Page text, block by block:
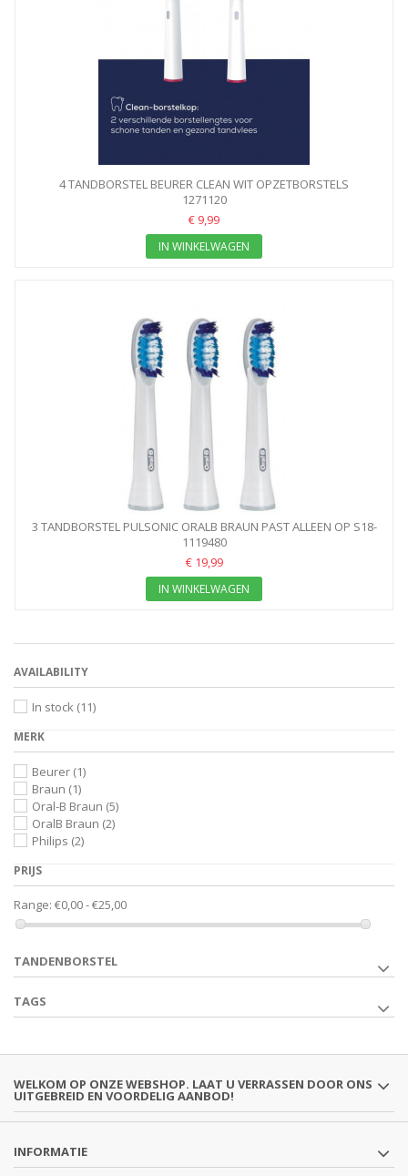
4 TANDBORSTEL BEURER CLEAN WIT OPZETBORSTELS
1271120
€ 9,99
IN WINKELWAGEN
3 TANDBORSTEL PULSONIC ORALB BRAUN PAST ALLEEN OP S18-
SERIE
1119480
€ 19,99
IN WINKELWAGEN
AVAILABILITY
In stock (11)
MERK
Beurer (1)
Braun (1)
Oral-B Braun (5)
OralB Braun (2)
Philips (2)
PRIJS
Range: €0,00 - €25,00
TANDENBORSTEL
TAGS
WELKOM OP ONZE WEBSHOP. LAAT U VERRASSEN DOOR ONS
UITGEBREID EN VOORDELIG AANBOD!
INFORMATIE